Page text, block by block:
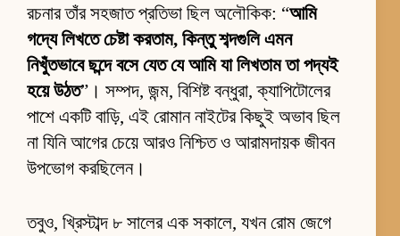
রচনার তাঁর সহজাত প্রতিভা ছিল অলৌকিক: “আমি
গদ্যে লিখতে চেষ্টা করতাম, কিন্তু শব্দগুলি এমন
নিখুঁতভাবে ছন্দে বসে যেত যে আমি যা লিখতাম তা পদ্যই
হয়ে উঠত”। সম্পদ, জন্ম, বিশিষ্ট বন্ধুরা, ক্যাপিটোলের
পাশে একটি বাড়ি, এই রোমান নাইটের কিছুই অভাব ছিল
না যিনি আগের চেয়ে আরও নিশ্চিত ও আরামদায়ক জীবন
উপভোগ করছিলেন।
তবুও, খ্রিস্টাব্দ ৮ সালের এক সকালে, যখন রোম জেগে